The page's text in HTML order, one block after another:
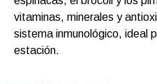
vitaminas, minerales y
sistema inmunológico, ideal
estación.